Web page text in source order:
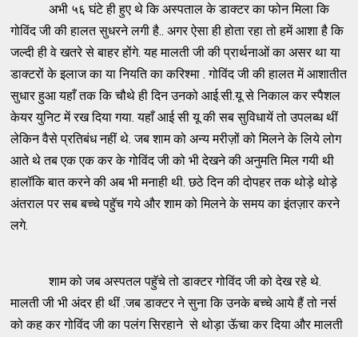
अभी ५६ घंटे ही हुए थे कि अस्पताल के डाक्टर का फोन मिला कि
गोविंद जी की हालत सुधरने लगी है.. अगर ऐसा ही होता रहा तो हमें आशा है कि
जल्दी ही वे खतरे से बाहर होंगे. यह मालती जी की प्रार्थनाओं का असर था या
डाक्टरों के इलाज का या नियति का करिश्मा . गोविंद जी की हालत में आशातीत
सुधार हुआ यहाँ तक कि चौथे ही दिन उनको आई.सी.यू से निकाल कर स्पैशल
केयर युनिट में रख दिया गया. यहाँ आई सी यू की सब सुविधायें तो उपलब्ध थीं
लेकिन वैसे प्रतिबंध नहीं थे. जब शाम को अन्य मरीज़ों को मिलने के लिये लोग
आते थे तब एक एक कर के गोविंद जी को भी देखने की अनुमति मिल गयी थी
हालॉकि बात करने की अब भी मनाही थी. छठे दिन की दोपहर तक थोड़े थोड़े
अंतराल पर सब बच्चे पहॅुच गये और शाम को मिलने के समय का इंतज़ार करने
लगे.
शाम को जब अस्पतल पहॅुचे तो डाक्टर गोविंद जी को देख रहे थे.
मालती जी भी अंदर ही थीं .जब डाक्टर ने सुना कि उनके बच्चे आये हैं तो नर्स
को कह कर गोविंद जी का पलंग सिरहाने से थोड़ा ऊॅचा कर दिया और मालती